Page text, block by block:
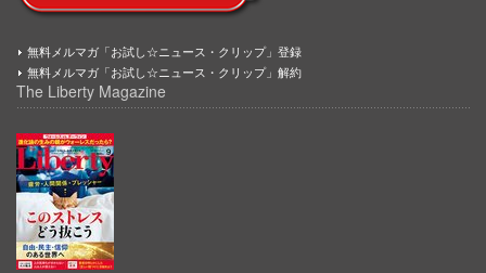
無料メルマガ「お試し☆ニュース・クリップ」登録
無料メルマガ「お試し☆ニュース・クリップ」解約
The Liberty Magazine